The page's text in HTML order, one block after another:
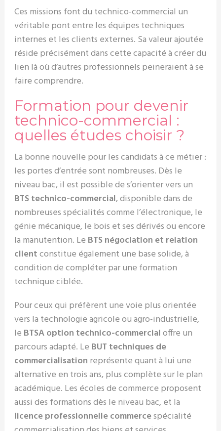
Ces missions font du technico-commercial un
véritable pont entre les équipes techniques
internes et les clients externes. Sa valeur ajoutée
réside précisément dans cette capacité à créer du
lien là où d’autres professionnels peineraient à se
faire comprendre.
Formation pour devenir
technico-commercial :
quelles études choisir ?
La bonne nouvelle pour les candidats à ce métier :
les portes d’entrée sont nombreuses. Dès le
niveau bac, il est possible de s’orienter vers un
BTS technico-commercial, disponible dans de
nombreuses spécialités comme l’électronique, le
génie mécanique, le bois et ses dérivés ou encore
la manutention. Le BTS négociation et relation
clientconstitue également une base solide, à
condition de compléter par une formation
technique ciblée.
Pour ceux qui préfèrent une voie plus orientée
vers la technologie agricole ou agro-industrielle,
le BTSA option technico-commercialoffre un
parcours adapté. Le BUT techniques de
commercialisation représente quant à lui une
alternative en trois ans, plus complète sur le plan
académique. Les écoles de commerce proposent
aussi des formations dès le niveau bac, et la
licence professionnelle commercespécialité